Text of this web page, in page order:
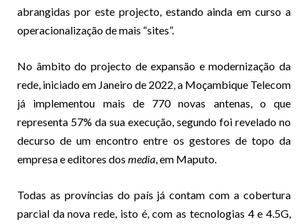
abrangidas por este projecto, estando ainda em curso a
operacionalização de mais “sites”.
No âmbito do projecto de expansão e modernização da
rede, iniciado em Janeiro de 2022, a Moçambique Telecom
já implementou mais de 770 novas antenas, o que
representa 57% da sua execução, segundo foi revelado no
decurso de um encontro entre os gestores de topo da
empresa e editores dos media, em Maputo.
Todas as províncias do país já contam com a cobertura
parcial da nova rede, isto é, com as tecnologias 4 e 4.5G,